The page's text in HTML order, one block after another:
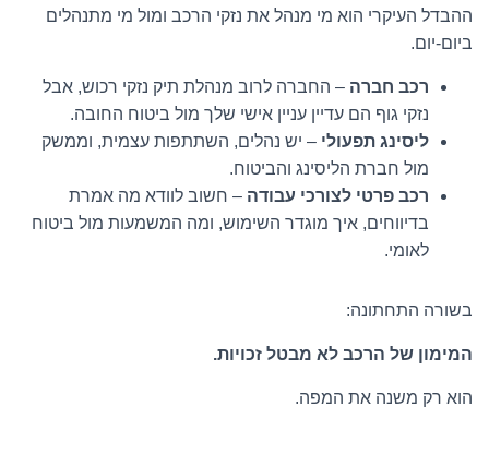
ההבדל העיקרי הוא מי מנהל את נזקי הרכב ומול מי מתנהלים
ביום-יום.
רכב חברה – החברה לרוב מנהלת תיק נזקי רכוש, אבל
נזקי גוף הם עדיין עניין אישי שלך מול ביטוח החובה.
ליסינג תפעולי – יש נהלים, השתתפות עצמית, וממשק
מול חברת הליסינג והביטוח.
רכב פרטי לצורכי עבודה – חשוב לוודא מה אמרת
בדיווחים, איך מוגדר השימוש, ומה המשמעות מול ביטוח
לאומי.
בשורה התחתונה:
המימון של הרכב לא מבטל זכויות.
הוא רק משנה את המפה.